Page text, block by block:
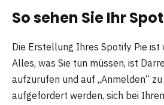
So sehen Sie Ihr
Die Erstellung Ihres Spotify Pie ist
Alles, was Sie tun müssen, ist
aufzurufen und auf „Anmelden“
aufgefordert werden, sich bei